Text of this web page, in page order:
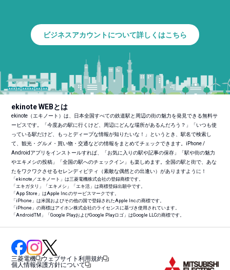
ビジネスアカウントについて詳しくはこちら
ekinote WEBとは
ekinote（エキノート）は、日本全国すべての鉄道駅と周辺の街の魅力を発見できる無料サ
ービスです。「今度あの駅に行くけど、周辺にどんな場所があるんだろう？」「いつも使
っている駅だけど、もっとディープな情報が知りたいな！」というとき、駅名で検索し
て、観光・グルメ・買い物・交通などの情報をまとめてチェックできます。iPhone /
Androidアプリをインストールすれば、「お気に入りの駅や記事の保存」「駅や街の魅力
やエキメシの投稿」「全国の駅へのチェックイン」も楽しめます。全国の駅と街で、あな
たをワクワクさせるセレンディピティ（素敵な偶然との出逢い）がありますように！
「ekinote／エキノート」は三菱電機株式会社の登録商標です。
「エキガタリ」「エキメシ」「エキ活」は商標登録出願中です。
「App Store」はApple Inc.のサービスマークです。
「iPhone」は米国およびその他の国で登録されたApple Inc.の商標です。
「iPhone」の商標はアイホン株式会社のライセンスに基づき使用されています。
「AndroidTM 」「Google PlayおよびGoogle Playロゴ」はGoogle LLCの商標です。
三菱電機
ウェブサイト利用規約
個人情報保護方針について